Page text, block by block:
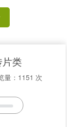
类
量：1151 次